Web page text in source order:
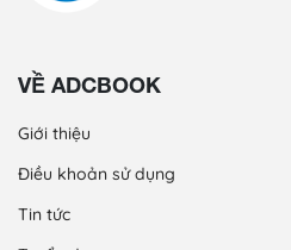
VỀ ADCBOOK
Giới thiệu
Điều khoản sử dụng
Tin tức